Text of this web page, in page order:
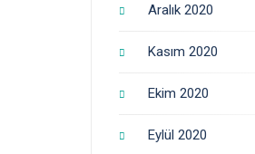
Aralık 2020
Kasım 2020
Ekim 2020
Eylül 2020